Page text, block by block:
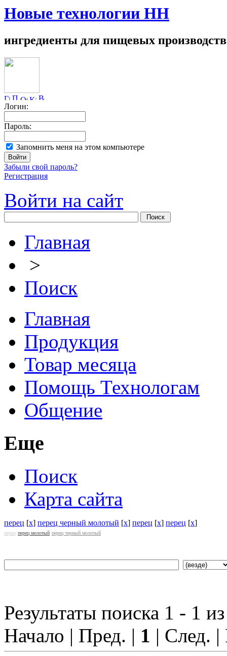
Новые технологии НН
ингредиенты для пищевых производств
Логин:
Пароль:
Запомнить меня на этом компьютере
Забыли свой пароль?
Регистрация
Войти на сайт
Главная
>
Поиск
Главная
Продукция
Товар месяца
Помощь Технологам
Общение
Еще
Поиск
Карта сайта
перец [x] перец черный молотый [x] перец [x] перец [x]
перец перец молотый перец черный молотый
Результаты поиска 1 - 1
Начало | Пред. | 1 | След.